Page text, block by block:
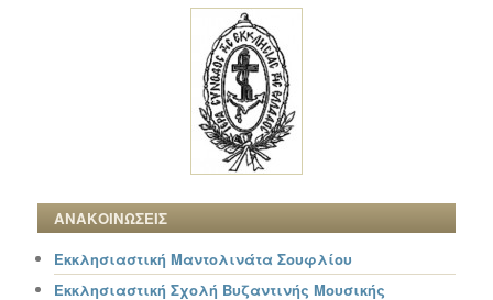
ΑΝΑΚΟΙΝΩΣΕΙΣ
Εκκλησιαστική Μαντολινάτα Σουφλίου
Εκκλησιαστική Σχολή Βυζαντινής Μουσικής